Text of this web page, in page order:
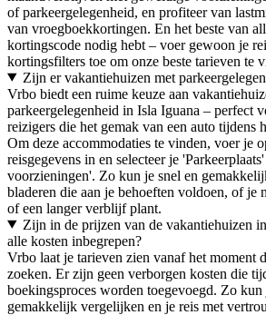
of parkeergelegenheid, en profiteer van
van vroegboekkortingen. En het beste van
kortingscode nodig hebt – voer gewoon je
kortingsfilters toe om onze beste tarieven te
Zijn er vakantiehuizen met
Vrbo biedt een ruime keuze aan
parkeergelegenheid in Isla Iguana – perfect
reizigers die het gemak van een auto tijdens
Om deze accommodaties te vinden, voer je
reisgegevens in en selecteer je
voorzieningen'. Zo kun je snel en
bladeren die aan je behoeften voldoen, of je
of een langer verblijf plant.
Zijn in de prijzen van de vakantiehuizen
alle kosten inbegrepen?
Vrbo laat je tarieven zien vanaf het moment
zoeken. Er zijn geen verborgen kosten die
boekingsproces worden toegevoegd. Zo kun
gemakkelijk vergelijken en je reis met